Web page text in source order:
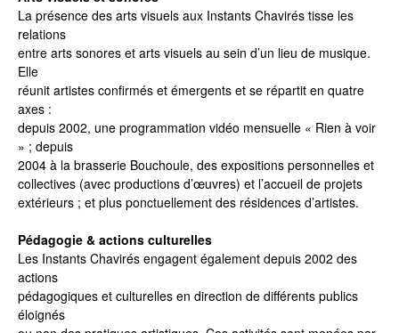
La présence des arts visuels aux Instants Chavirés tisse les
relations
entre arts sonores et arts visuels au sein d’un lieu de musique.
Elle
réunit artistes confirmés et émergents et se répartit en quatre
axes :
depuis 2002, une programmation vidéo mensuelle « Rien à voir
» ; depuis
2004 à la brasserie Bouchoule, des expositions personnelles et
collectives (avec productions d’œuvres) et l’accueil de projets
extérieurs ; et plus ponctuellement des résidences d’artistes.
Pédagogie & actions culturelles
Les Instants Chavirés engagent également depuis 2002 des
actions
pédagogiques et culturelles en direction de différents publics
éloignés